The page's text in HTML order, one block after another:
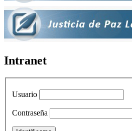
Intranet
Usuario
Contraseña